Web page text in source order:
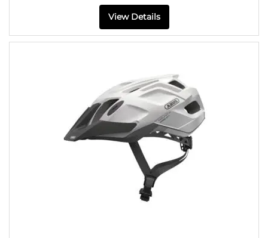
View Details